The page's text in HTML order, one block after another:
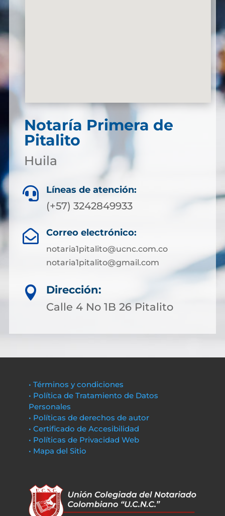
Notaría Primera de
Pitalito
Huila
 Líneas de atención:
(+57) 3242849933
 Correo electrónico:
notaria1pitalito@ucnc.com.co
notaria1pitalito@gmail.com

Dirección:
Calle 4 No 1B 26 Pitalito
• Términos y condiciones
• Política de Tratamiento de Datos
Personales
• Políticas de derechos de autor
• Certificado de Accesibilidad
• Políticas de Privacidad Web
• Mapa del Sitio